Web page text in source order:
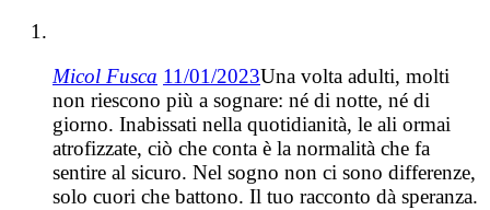
Micol Fusca 11/01/2023Una volta adulti, molti
non riescono più a sognare: né di notte, né di
giorno. Inabissati nella quotidianità, le ali ormai
atrofizzate, ciò che conta è la normalità che fa
sentire al sicuro. Nel sogno non ci sono differenze,
solo cuori che battono. Il tuo racconto dà speranza.